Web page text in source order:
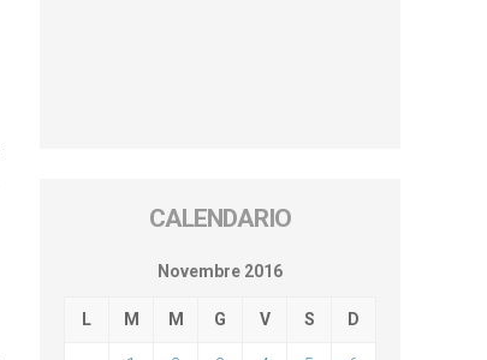
CALENDARIO
Novembre 2016
L M M G V S D